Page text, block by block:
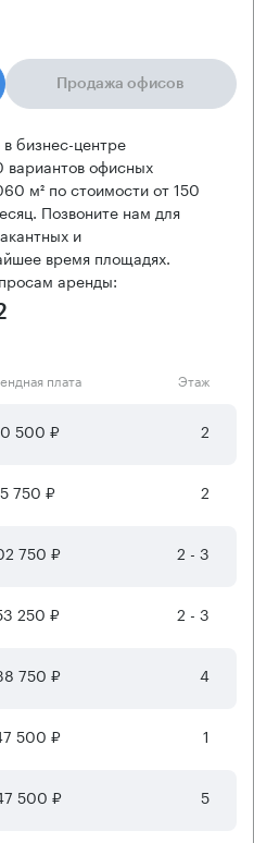
Продажа офисов
бизнес-центре
вариантов офисных
м² по стоимости от 150
Позвоните нам для
и
время площадях.
аренды:
плата Этаж
500 ₽ 2
750 ₽ 2
750 ₽ 2 - 3
250 ₽ 2 - 3
750 ₽ 4
500 ₽ 1
500 ₽ 5